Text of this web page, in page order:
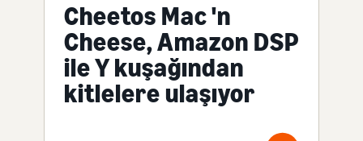
Cheetos Mac 'n
Cheese, Amazon DSP
ile Y kuşağından
kitlelere ulaşıyor